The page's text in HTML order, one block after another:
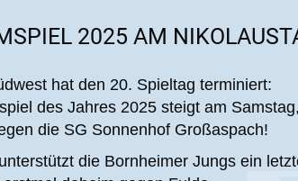
2025 AM
hat den 20. Spieltag terminiert:
des Jahres 2025 steigt am
die SG Sonnenhof Großaspach!
die Bornheimer Jungs ein